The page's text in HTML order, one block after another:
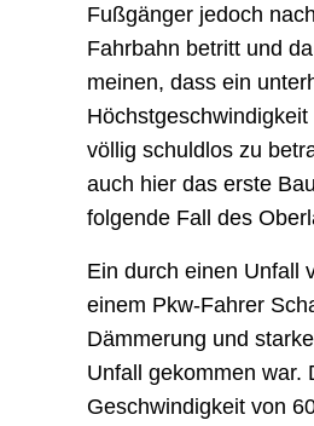
Fußgänger jedoch
Fahrbahn betritt und
meinen, dass ein
völlig schuldlos zu
auch hier das erste
folgende Fall des
Ein durch einen Unfall
einem Pkw-Fahrer
Dämmerung und
Unfall gekommen war.
Geschwindigkeit von